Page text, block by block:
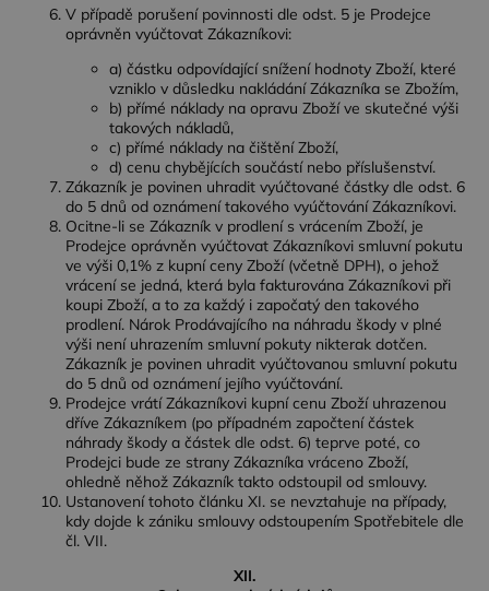
V případě porušení povinnosti dle odst. 5 je Prodejce
oprávněn vyúčtovat Zákazníkovi:
a) částku odpovídající snížení hodnoty Zboží, které
vzniklo v důsledku nakládání Zákazníka se Zbožím,
b) přímé náklady na opravu Zboží ve skutečné výši
takových nákladů,
c) přímé náklady na čištění Zboží,
d) cenu chybějících součástí nebo příslušenství.
Zákazník je povinen uhradit vyúčtované částky dle odst. 6
do 5 dnů od oznámení takového vyúčtování Zákazníkovi.
Ocitne-li se Zákazník v prodlení s vrácením Zboží, je
Prodejce oprávněn vyúčtovat Zákazníkovi smluvní pokutu
ve výši 0,1% z kupní ceny Zboží (včetně DPH), o jehož
vrácení se jedná, která byla fakturována Zákazníkovi při
koupi Zboží, a to za každý i započatý den takového
prodlení. Nárok Prodávajícího na náhradu škody v plné
výši není uhrazením smluvní pokuty nikterak dotčen.
Zákazník je povinen uhradit vyúčtovanou smluvní pokutu
do 5 dnů od oznámení jejího vyúčtování.
Prodejce vrátí Zákazníkovi kupní cenu Zboží uhrazenou
dříve Zákazníkem (po případném započtení částek
náhrady škody a částek dle odst. 6) teprve poté, co
Prodejci bude ze strany Zákazníka vráceno Zboží,
ohledně něhož Zákazník takto odstoupil od smlouvy.
Ustanovení tohoto článku XI. se nevztahuje na případy,
kdy dojde k zániku smlouvy odstoupením Spotřebitele dle
čl. VII.
XII.